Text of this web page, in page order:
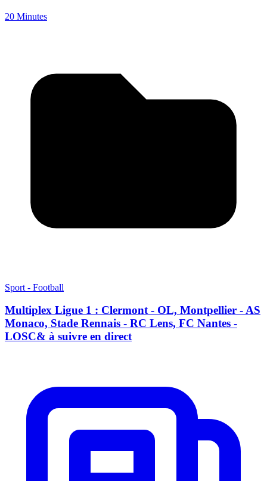
20 Minutes
Sport - Football
Multiplex Ligue 1 : Clermont - OL, Montpellier - AS
Monaco, Stade Rennais - RC Lens, FC Nantes -
LOSC& à suivre en direct